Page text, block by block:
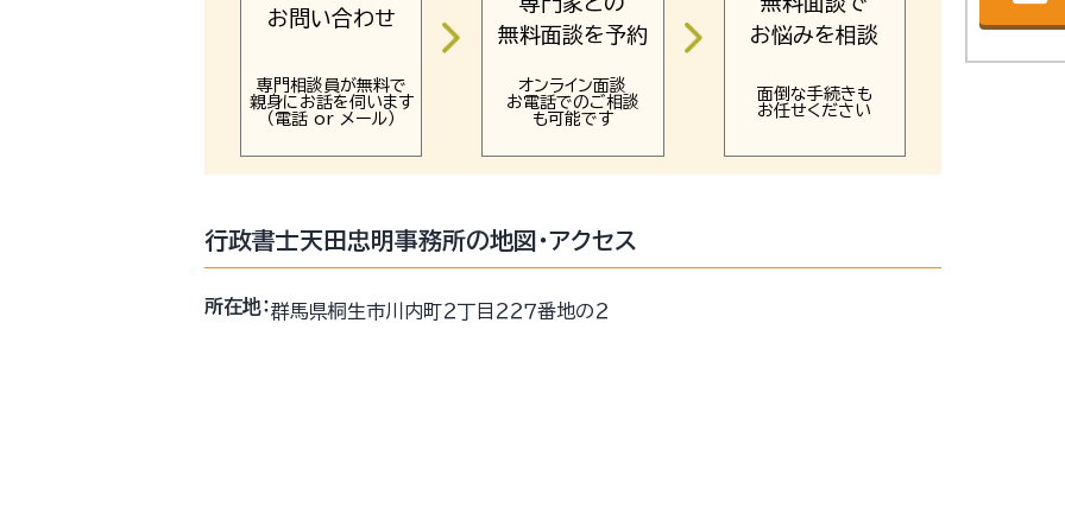
お問い合わせ
専門相談員が無料で
親身にお話を伺います
（電話 or メール）
無料面談を予約
オンライン面談
お電話でのご相談
も可能です
お悩みを相談
面倒な手続きも
お任せください
行政書士天田忠明事務所の地図・アクセス
所在地：群馬県桐生市川内町２丁目２２７番地の２